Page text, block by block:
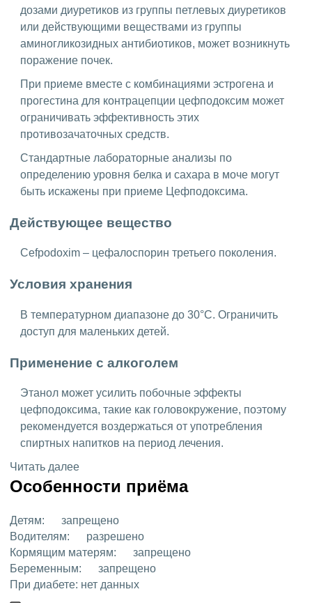
дозами диуретиков из группы петлевых диуретиков
или действующими веществами из группы
аминогликозидных антибиотиков, может возникнуть
поражение почек.
При приеме вместе с комбинациями эстрогена и
прогестина для контрацепции цефподоксим может
ограничивать эффективность этих
противозачаточных средств.
Стандартные лабораторные анализы по
определению уровня белка и сахара в моче могут
быть искажены при приеме Цефподоксима.
Действующее вещество
Cefpodoxim – цефалоспорин третьего поколения.
Условия хранения
В температурном диапазоне до 30°C. Ограничить
доступ для маленьких детей.
Применение с алкоголем
Этанол может усилить побочные эффекты
цефподоксима, такие как головокружение, поэтому
рекомендуется воздержаться от употребления
спиртных напитков на период лечения.
Читать далее
Особенности приёма
Детям:
запрещено
Водителям:
разрешено
Кормящим матерям:
запрещено
Беременным:
запрещено
При диабете: нет данных